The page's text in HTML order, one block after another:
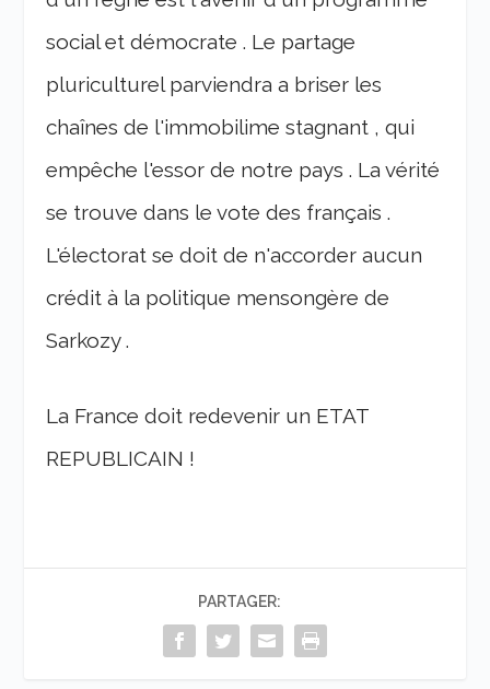
social et démocrate . Le partage
pluriculturel parviendra a briser les
chaînes de l'immobilime stagnant , qui
empêche l'essor de notre pays . La vérité
se trouve dans le vote des français .
L'électorat se doit de n'accorder aucun
crédit à la politique mensongère de
Sarkozy .
La France doit redevenir un ETAT
REPUBLICAIN !
PARTAGER: